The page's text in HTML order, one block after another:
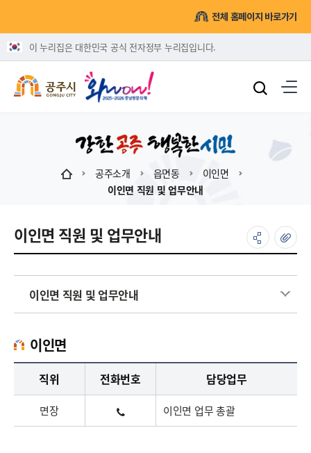
전체 홈페이지 바로가기
이 누리집은 대한민국 공식 전자정부 누리집입니다.
공주소개 읍면동
이인면
이인면 직원 및 업무안내
이인면 직원 및 업무안내
이인면 직원 및 업무안내
이인면
이인면업무담당자의 정보로 직급, 전화번호, 담당업무를 안내하고 있습니다
직위 전화번호 담당업무
면장 이인면 업무 총괄